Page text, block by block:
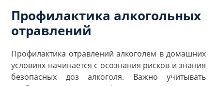
Профилактика алкогольных
отравлений
Профилактика отравлений алкоголем в домашних
условиях начинается с осознания рисков и знания
безопасных доз алкоголя. Важно учитывать